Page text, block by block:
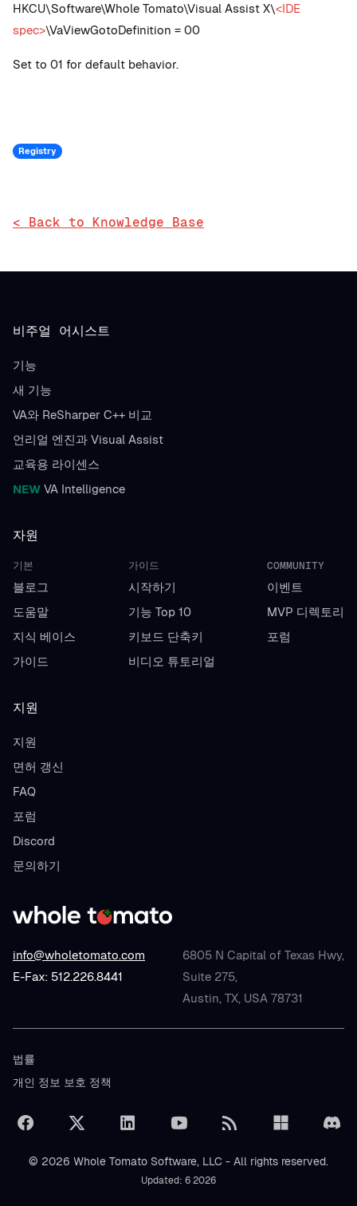
HKCU\Software\Whole Tomato\Visual Assist X\<IDE
spec>\VaViewGotoDefinition = 00
Set to 01 for default behavior.
Registry
< Back to Knowledge Base
info@wholetomato.com
E-Fax: 512.226.8441
6805 N Capital of Texas Hwy,
Suite 275,
Austin, TX, USA 78731
비주얼 어시스트
기능
새 기능
VA와 ReSharper C++ 비교
언리얼 엔진과 Visual Assist
교육용 라이센스
NEW VA Intelligence
자원
기본
블로그
도움말
지식 베이스
가이드
가이드
시작하기
기능 Top 10
키보드 단축키
비디오 튜토리얼
COMMUNITY
이벤트
MVP 디렉토리
포럼
지원
지원
면허 갱신
FAQ
포럼
Discord
문의하기
법률
개인 정보 보호 정책
© 2026 Whole Tomato Software, LLC - All rights reserved.
Updated: 6 2026